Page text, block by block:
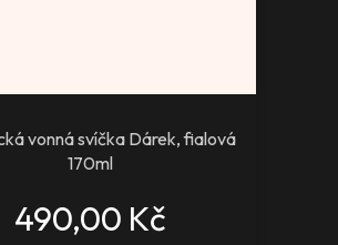
vonná svíčka Dárek, fialová
170ml
490,00 Kč